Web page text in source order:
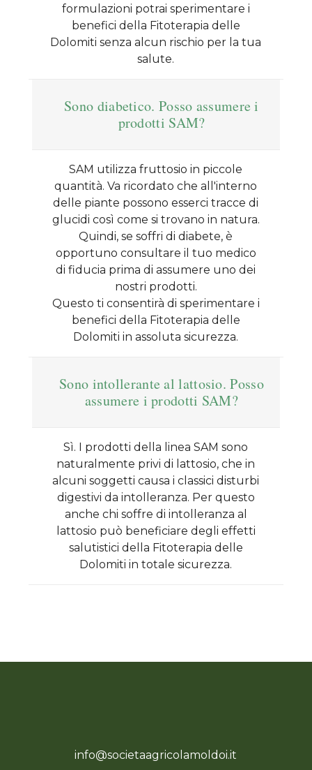
formulazioni potrai sperimentare i
benefici della Fitoterapia delle
Dolomiti senza alcun rischio per la tua
salute.
Sono diabetico. Posso assumere i
prodotti SAM?
SAM utilizza fruttosio in piccole
quantità. Va ricordato che all'interno
delle piante possono esserci tracce di
glucidi così come si trovano in natura.
Quindi, se soffri di diabete, è
opportuno consultare il tuo medico
di fiducia prima di assumere uno dei
nostri prodotti.
Questo ti consentirà di sperimentare i
benefici della Fitoterapia delle
Dolomiti in assoluta sicurezza.
Sono intollerante al lattosio. Posso
assumere i prodotti SAM?
Sì. I prodotti della linea SAM sono
naturalmente privi di lattosio, che in
alcuni soggetti causa i classici disturbi
digestivi da intolleranza. Per questo
anche chi soffre di intolleranza al
lattosio può beneficiare degli effetti
salutistici della Fitoterapia delle
Dolomiti in totale sicurezza.
info@societaagricolamoldoi.it